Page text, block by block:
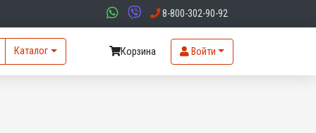
8-800-302-90-92
Каталог Корзина Войти